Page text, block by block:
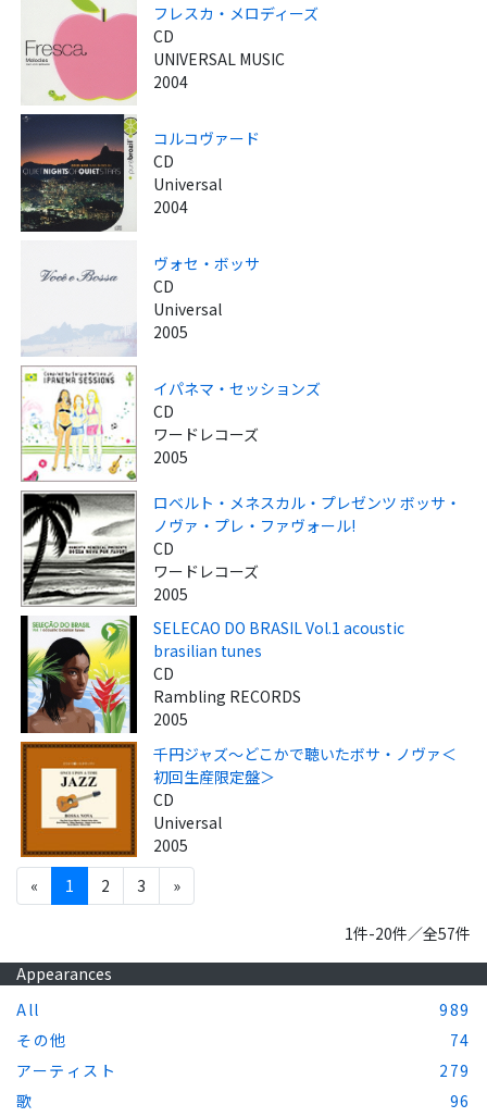
フレスカ・メロディーズ
CD
UNIVERSAL MUSIC
2004
コルコヴァード
CD
Universal
2004
ヴォセ・ボッサ
CD
Universal
2005
イパネマ・セッションズ
CD
ワードレコーズ
2005
ロベルト・メネスカル・プレゼンツ ボッサ・
ノヴァ・プレ・ファヴォール!
CD
ワードレコーズ
2005
SELECAO DO BRASIL Vol.1 acoustic
brasilian tunes
CD
Rambling RECORDS
2005
千円ジャズ～どこかで聴いたボサ・ノヴァ＜
初回生産限定盤＞
CD
Universal
2005
«
1 2 3 »
1件-20件／全57件
Appearances
All
989
その他
74
アーティスト
279
歌
96